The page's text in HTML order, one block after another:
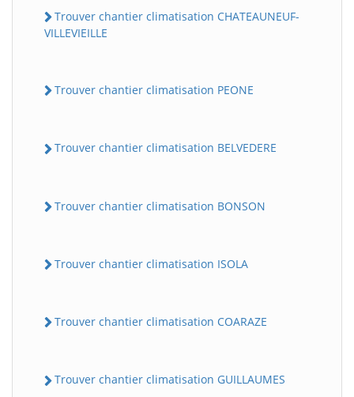
Trouver chantier climatisation CHATEAUNEUF-
VILLEVIEILLE
Trouver chantier climatisation PEONE
Trouver chantier climatisation BELVEDERE
Trouver chantier climatisation BONSON
Trouver chantier climatisation ISOLA
Trouver chantier climatisation COARAZE
Trouver chantier climatisation GUILLAUMES